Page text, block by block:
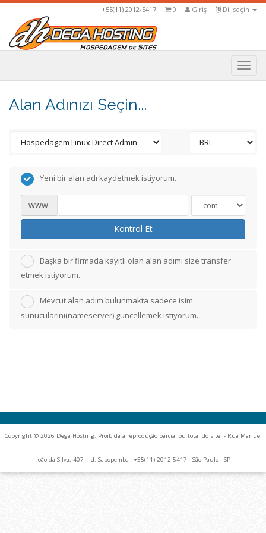
Dil seçin
Giriş
0
+55(11) 2012-5417
Alan Adınızı Seçin...
Yeni bir alan adı kaydetmek istiyorum.
www.
Kontrol Et
Başka bir firmada kayıtlı olan alan adımı size transfer
etmek istiyorum.
Mevcut alan adım bulunmakta sadece isim
sunucularını(nameserver) güncellemek istiyorum.
Copyright © 2026 Dega Hosting. Proibida a reprodução parcial ou total do site. - Rua Manuel
João da Silva, 407 - Jd. Sapopemba - +55(11) 2012-5417 - São Paulo - SP